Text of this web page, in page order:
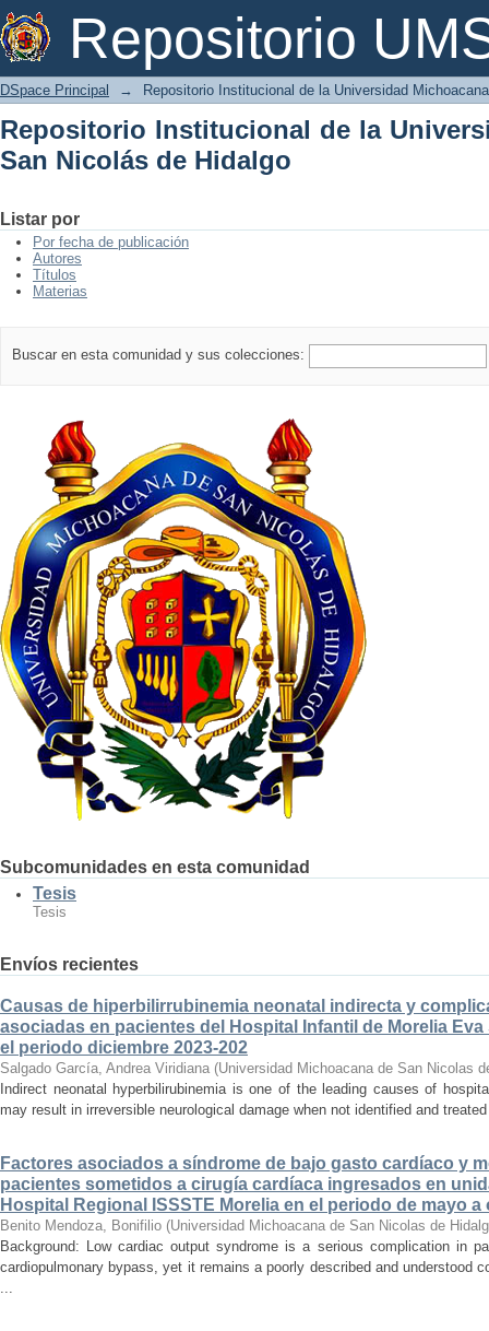
Repositorio
Repositorio Institucional de la
DSpace Principal → Repositorio Institucional de la Universidad
Repositorio Institucional de la
San Nicolás de Hidalgo
Listar por
Por fecha de publicación
Autores
Títulos
Materias
Buscar en esta comunidad y sus colecciones:
Subcomunidades en esta comunidad
Tesis
Tesis
Envíos recientes
Causas de hiperbilirrubinemia neonatal indirecta y
asociadas en pacientes del Hospital Infantil de Morelia
el periodo diciembre 2023-202
Salgado García, Andrea Viridiana (Universidad Michoacana de San Nicolas
Indirect neonatal hyperbilirubinemia is one of the leading causes of
may result in irreversible neurological damage when not identified and
Factores asociados a síndrome de bajo gasto cardíaco y
pacientes sometidos a cirugía cardíaca ingresados en
Hospital Regional ISSSTE Morelia en el periodo de mayo a
Benito Mendoza, Bonifilio (Universidad Michoacana de San Nicolas de
Background: Low cardiac output syndrome is a serious complication in
cardiopulmonary bypass, yet it remains a poorly described and understood
...